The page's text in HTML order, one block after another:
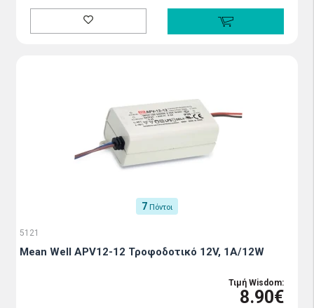
7 Πόντοι
5121
Mean Well APV12-12 Τροφοδοτικό 12V, 1A/12W
Τιμή Wisdom:
8.90€